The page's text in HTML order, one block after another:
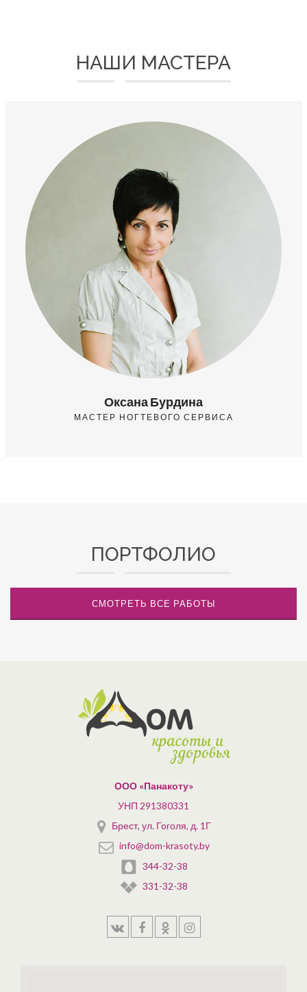
НАШИ МАСТЕРА
Оксана Бурдина
МАСТЕР НОГТЕВОГО СЕРВИСА
ПОРТФОЛИО
СМОТРЕТЬ ВСЕ РАБОТЫ
ООО «Панакоту»
УНП 291380331
Брест, ул. Гоголя, д. 1Г
info@dom-krasoty.by
344-32-38
331-32-38